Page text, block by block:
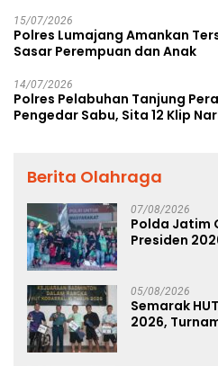
15/07/2026
Polres Lumajang Amankan
Sasar Perempuan dan Anak
14/07/2026
Polres Pelabuhan Tanjung
Pengedar Sabu, Sita 12 Klip
Berita Olahraga
07/08/2026
Polda Jatim
Presiden
05/08/2026
Semarak
2026,